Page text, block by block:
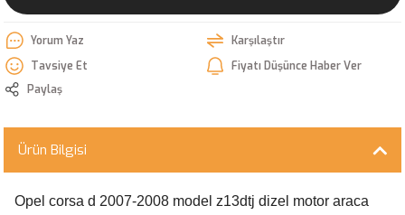
Yorum Yaz
Karşılaştır
Tavsiye Et
Fiyatı Düşünce Haber Ver
Paylaş
Ürün Bilgisi
Opel corsa d 2007-2008 model z13dtj dizel motor araca